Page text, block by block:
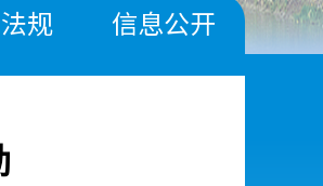
规 信息公开